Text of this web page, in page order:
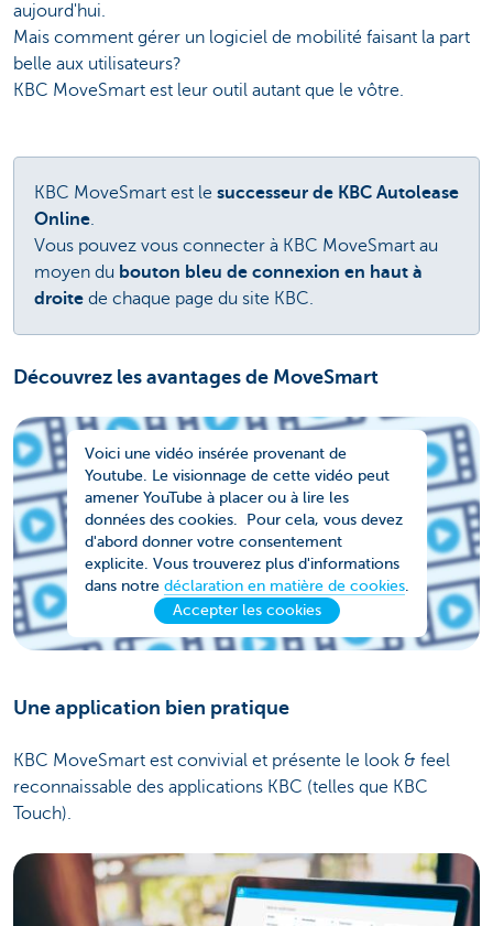
aujourd'hui.
Mais comment gérer un logiciel de mobilité faisant la part
belle aux utilisateurs?
KBC MoveSmart est leur outil autant que le vôtre.
KBC MoveSmart est le successeur de KBC Autolease
Online.
Vous pouvez vous connecter à KBC MoveSmart au
moyen du bouton bleu de connexion en haut à
droite de chaque page du site KBC.
Découvrez les avantages de MoveSmart
Voici une vidéo insérée provenant de
Youtube. Le visionnage de cette vidéo peut
amener YouTube à placer ou à lire les
données des cookies. Pour cela, vous devez
d'abord donner votre consentement
explicite. Vous trouverez plus d'informations
dans notre déclaration en matière de cookies.
Accepter les cookies
Une application bien pratique
KBC MoveSmart est convivial et présente le look & feel
reconnaissable des applications KBC (telles que KBC
Touch).